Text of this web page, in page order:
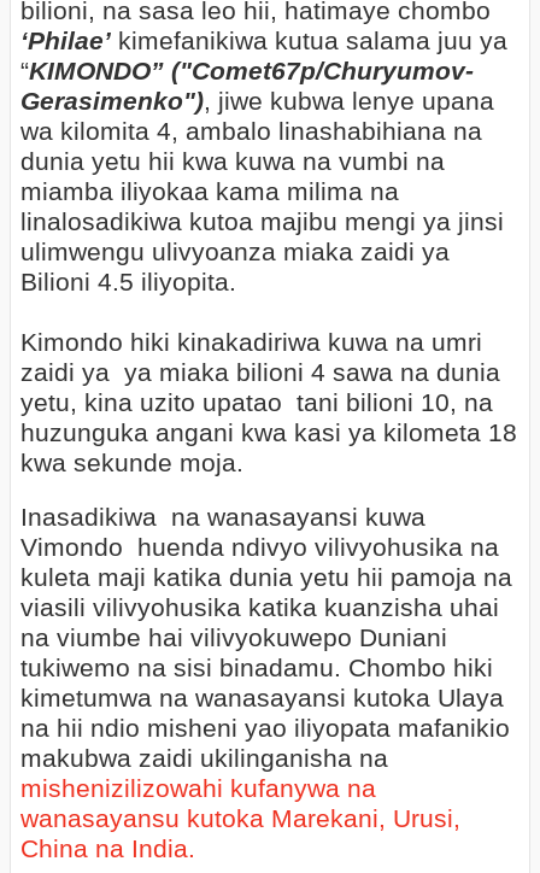
bilioni, na sasa leo hii, hatimaye chombo
‘Philae’ kimefanikiwa kutua salama juu ya
“KIMONDO” ("Comet67p/Churyumov-
Gerasimenko"), jiwe kubwa lenye upana
wa kilomita 4, ambalo linashabihiana na
dunia yetu hii kwa kuwa na vumbi na
miamba iliyokaa kama milima na
linalosadikiwa kutoa majibu mengi ya jinsi
ulimwengu ulivyoanza miaka zaidi ya
Bilioni 4.5 iliyopita.
Kimondo hiki kinakadiriwa kuwa na umri
zaidi ya ya miaka bilioni 4 sawa na dunia
yetu, kina uzito upatao tani bilioni 10, na
huzunguka angani kwa kasi ya kilometa 18
kwa sekunde moja.
Inasadikiwa na wanasayansi kuwa
Vimondo huenda ndivyo vilivyohusika na
kuleta maji katika dunia yetu hii pamoja na
viasili vilivyohusika katika kuanzisha uhai
na viumbe hai vilivyokuwepo Duniani
tukiwemo na sisi binadamu. Chombo hiki
kimetumwa na wanasayansi kutoka Ulaya
na hii ndio misheni yao iliyopata mafanikio
makubwa zaidi ukilinganisha na
mishenizilizowahi kufanywa na
wanasayansu kutoka Marekani, Urusi,
China na India.